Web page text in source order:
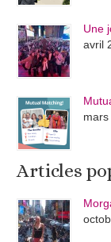
Une
avril
Articles